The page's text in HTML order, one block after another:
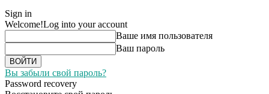
Sign in
Welcome!Log into your account
Ваше имя пользователя
Ваш пароль
Вы забыли свой пароль?
Password recovery